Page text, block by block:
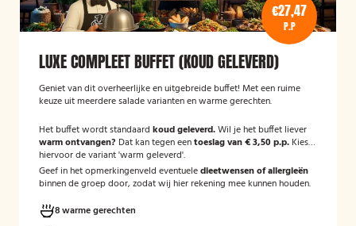
€27,47
P.P
LUXE COMPLEET BUFFET (KOUD GELEVERD)
Geniet van dit overheerlijke en uitgebreide buffet! Met een ruime
keuze uit meerdere salade varianten en warme gerechten.
Het buffet wordt standaard koud geleverd.Wil je het buffet liever
warm ontvangen? Dat kan tegen eentoeslag van € 3,50 p.p. Kies
hiervoor de variant 'warm geleverd'.
Geef in het opmerkingenveld eventueledieetwensen of allergieën
binnen de groep door, zodat wij hier rekening mee kunnen houden.
8 warme gerechten